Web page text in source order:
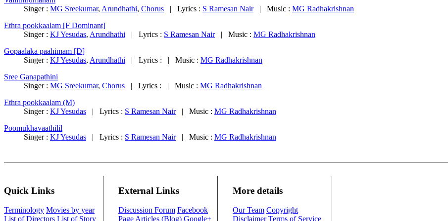
Singer : MG Sreekumar, Arundhathi, Chorus | Lyrics : S Ramesan Nair| Music : MG Radhakrishnan
Ethra pookkaalam [F Dominant]
Singer : KJ Yesudas, Arundhathi | Lyrics : S Ramesan Nair| Music : MG Radhakrishnan
Gopaalaka paahimam [D]
Singer : KJ Yesudas, Arundhathi | Lyrics : | Music : MG Radhakrishnan
Sree Ganapathini
Singer : MG Sreekumar, Chorus | Lyrics : | Music : MG Radhakrishnan
Ethra pookkaalam (M)
Singer : KJ Yesudas | Lyrics : S Ramesan Nair| Music : MG Radhakrishnan
Poomukhavaathilil
Singer : KJ Yesudas | Lyrics : S Ramesan Nair| Music : MG Radhakrishnan
Quick Links
Terminology Movies by year
List of Directors List of Story
External Links
Discussion Forum Facebook
Page Articles (Blog) Google+
More details
Our Team Copyright
Disclaimer Terms of Service